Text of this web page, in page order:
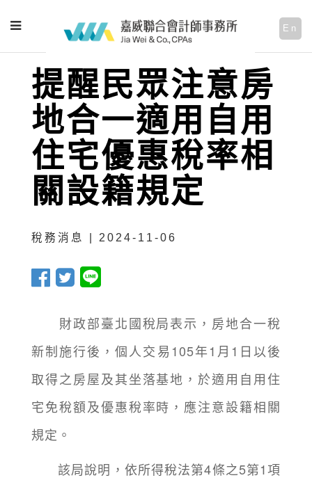
En
提醒民眾注意房
地合一適用自用
住宅優惠稅率相
關設籍規定
稅務消息 | 2024-11-06
財政部臺北國稅局表示，房地合一稅
新制施行後，個人交易105年1月1日以後
取得之房屋及其坐落基地，於適用自用住
宅免稅額及優惠稅率時，應注意設籍相關
規定。
該局說明，依所得稅法第4條之5第1項